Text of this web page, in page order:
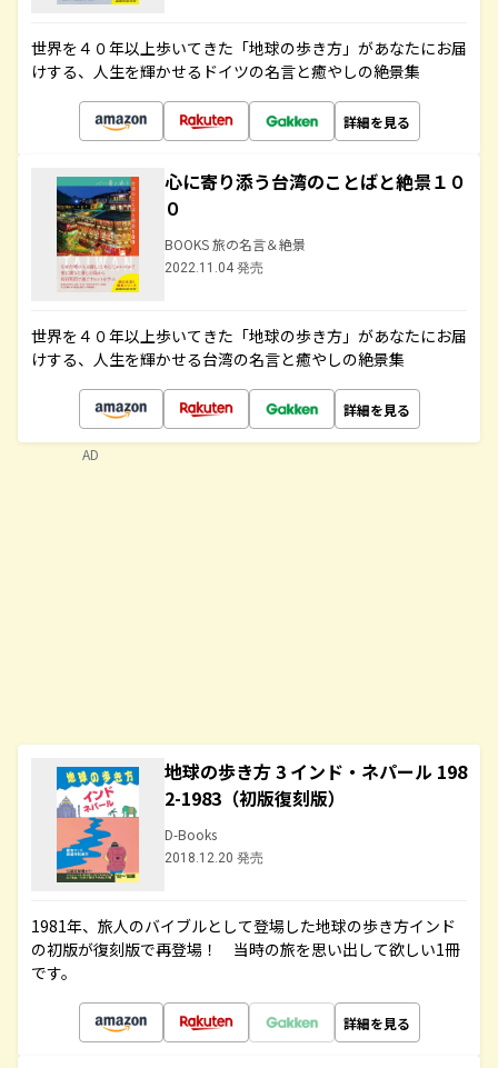
世界を４０年以上歩いてきた「地球の歩き方」があなたにお届
けする、人生を輝かせるドイツの名言と癒やしの絶景集
詳細を見る
心に寄り添う台湾のことばと絶景１０
０
BOOKS 旅の名言＆絶景
2022.11.04 発売
世界を４０年以上歩いてきた「地球の歩き方」があなたにお届
けする、人生を輝かせる台湾の名言と癒やしの絶景集
詳細を見る
地球の歩き方 3 インド・ネパール 198
2-1983（初版復刻版）
D-Books
2018.12.20 発売
1981年、旅人のバイブルとして登場した地球の歩き方インド
の初版が復刻版で再登場！ 当時の旅を思い出して欲しい1冊
です。
詳細を見る
AD